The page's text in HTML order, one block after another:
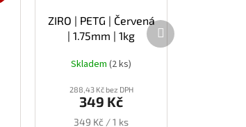
ZIRO | PETG | Červená
| 1.75mm | 1kg
Skladem(2 ks)
288,43 Kč bez DPH
349 Kč
Měrná
349 Kč / 1 ks
Další
produkt